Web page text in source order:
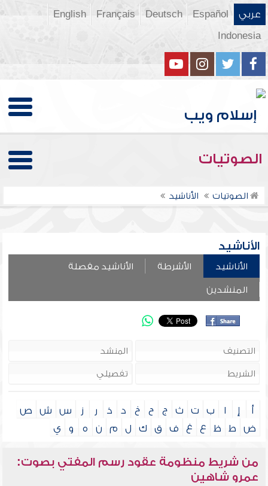
عربي Español
Deutsch
Français
English
Indonesia
الصوتيات
الصوتيات الأناشيد
الأناشيد
الأناشيد الأشرطة الأناشيد مفصلة
المنشدين
أ إ ا ب ت ث ج ح خ د ذ ر ز س ش
ص
ض
ط ظ ع غ ف ق ك ل م ن ه و ي
من شريط منظومة عقود رسم المفتي بصوت:
عمرو شاهين